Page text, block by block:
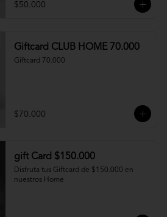
$50.000
Giftcard CLUB HOME 70.000
Giftcard 70.000
$70.000
gift Card $150.000
Disfruta tus Giftcard de $150.000 en
nuestros Home